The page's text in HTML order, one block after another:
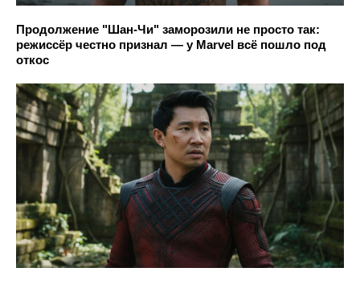
Продолжение "Шан-Чи" заморозили не просто так:
режиссёр честно признал — у Marvel всё пошло под
откос